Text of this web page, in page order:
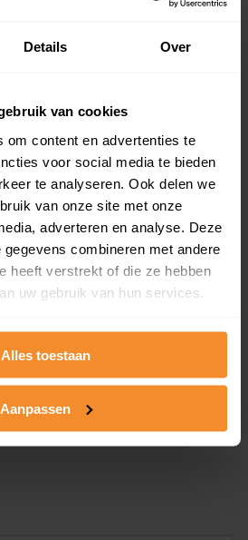
Details Over
van cookies
om content en advertenties te
voor social media te bieden
te analyseren. Ook delen we
van onze site met onze
adverteren en analyse. Deze
combineren met andere
heeft verstrekt of die ze hebben
uw gebruik van hun services.
Alles toestaan
Aanpassen
28%
4%